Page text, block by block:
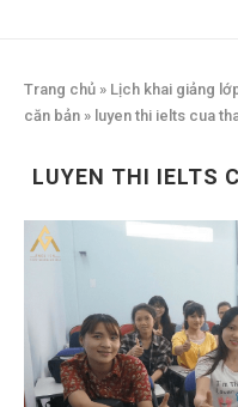
Trang chủ » Lịch khai giảng
căn bản » luyen thi ielts cua
LUYEN THI IELTS